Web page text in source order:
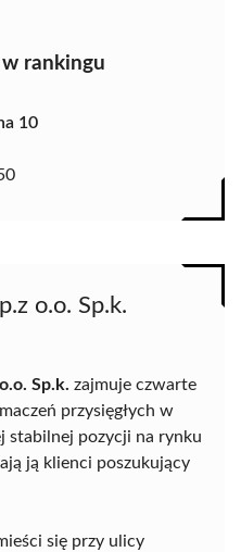
rankingu
10
o.o. Sp.k.
Sp.k. zajmuje czwarte
przysięgłych w
stabilnej pozycji na rynku
ją klienci poszukujący
się przy ulicy